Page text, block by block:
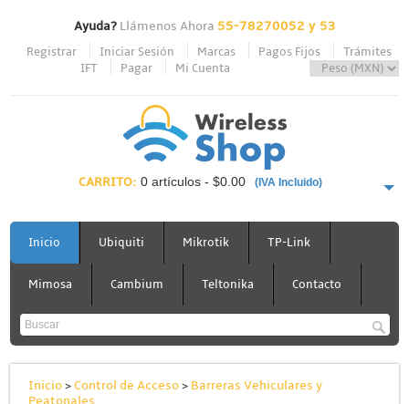
Ayuda?Llámenos Ahora 55-78270052 y 53
Registrar Iniciar Sesión Marcas Pagos Fijos
Trámites
IFT
Pagar Mi Cuenta
CARRITO: 0 artículos - $0.00 (IVA Incluido)
PAGAR AHORA
Inicio Ubiquiti Mikrotik TP-Link
Mimosa Cambium Teltonika Contacto
Inicio>Control de Acceso> Barreras Vehiculares y